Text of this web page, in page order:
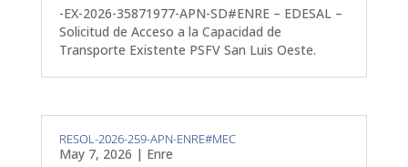
-EX-2026-35871977-APN-SD#ENRE – EDESAL –
Solicitud de Acceso a la Capacidad de
Transporte Existente PSFV San Luis Oeste.
RESOL-2026-259-APN-ENRE#MEC
May 7, 2026 | Enre